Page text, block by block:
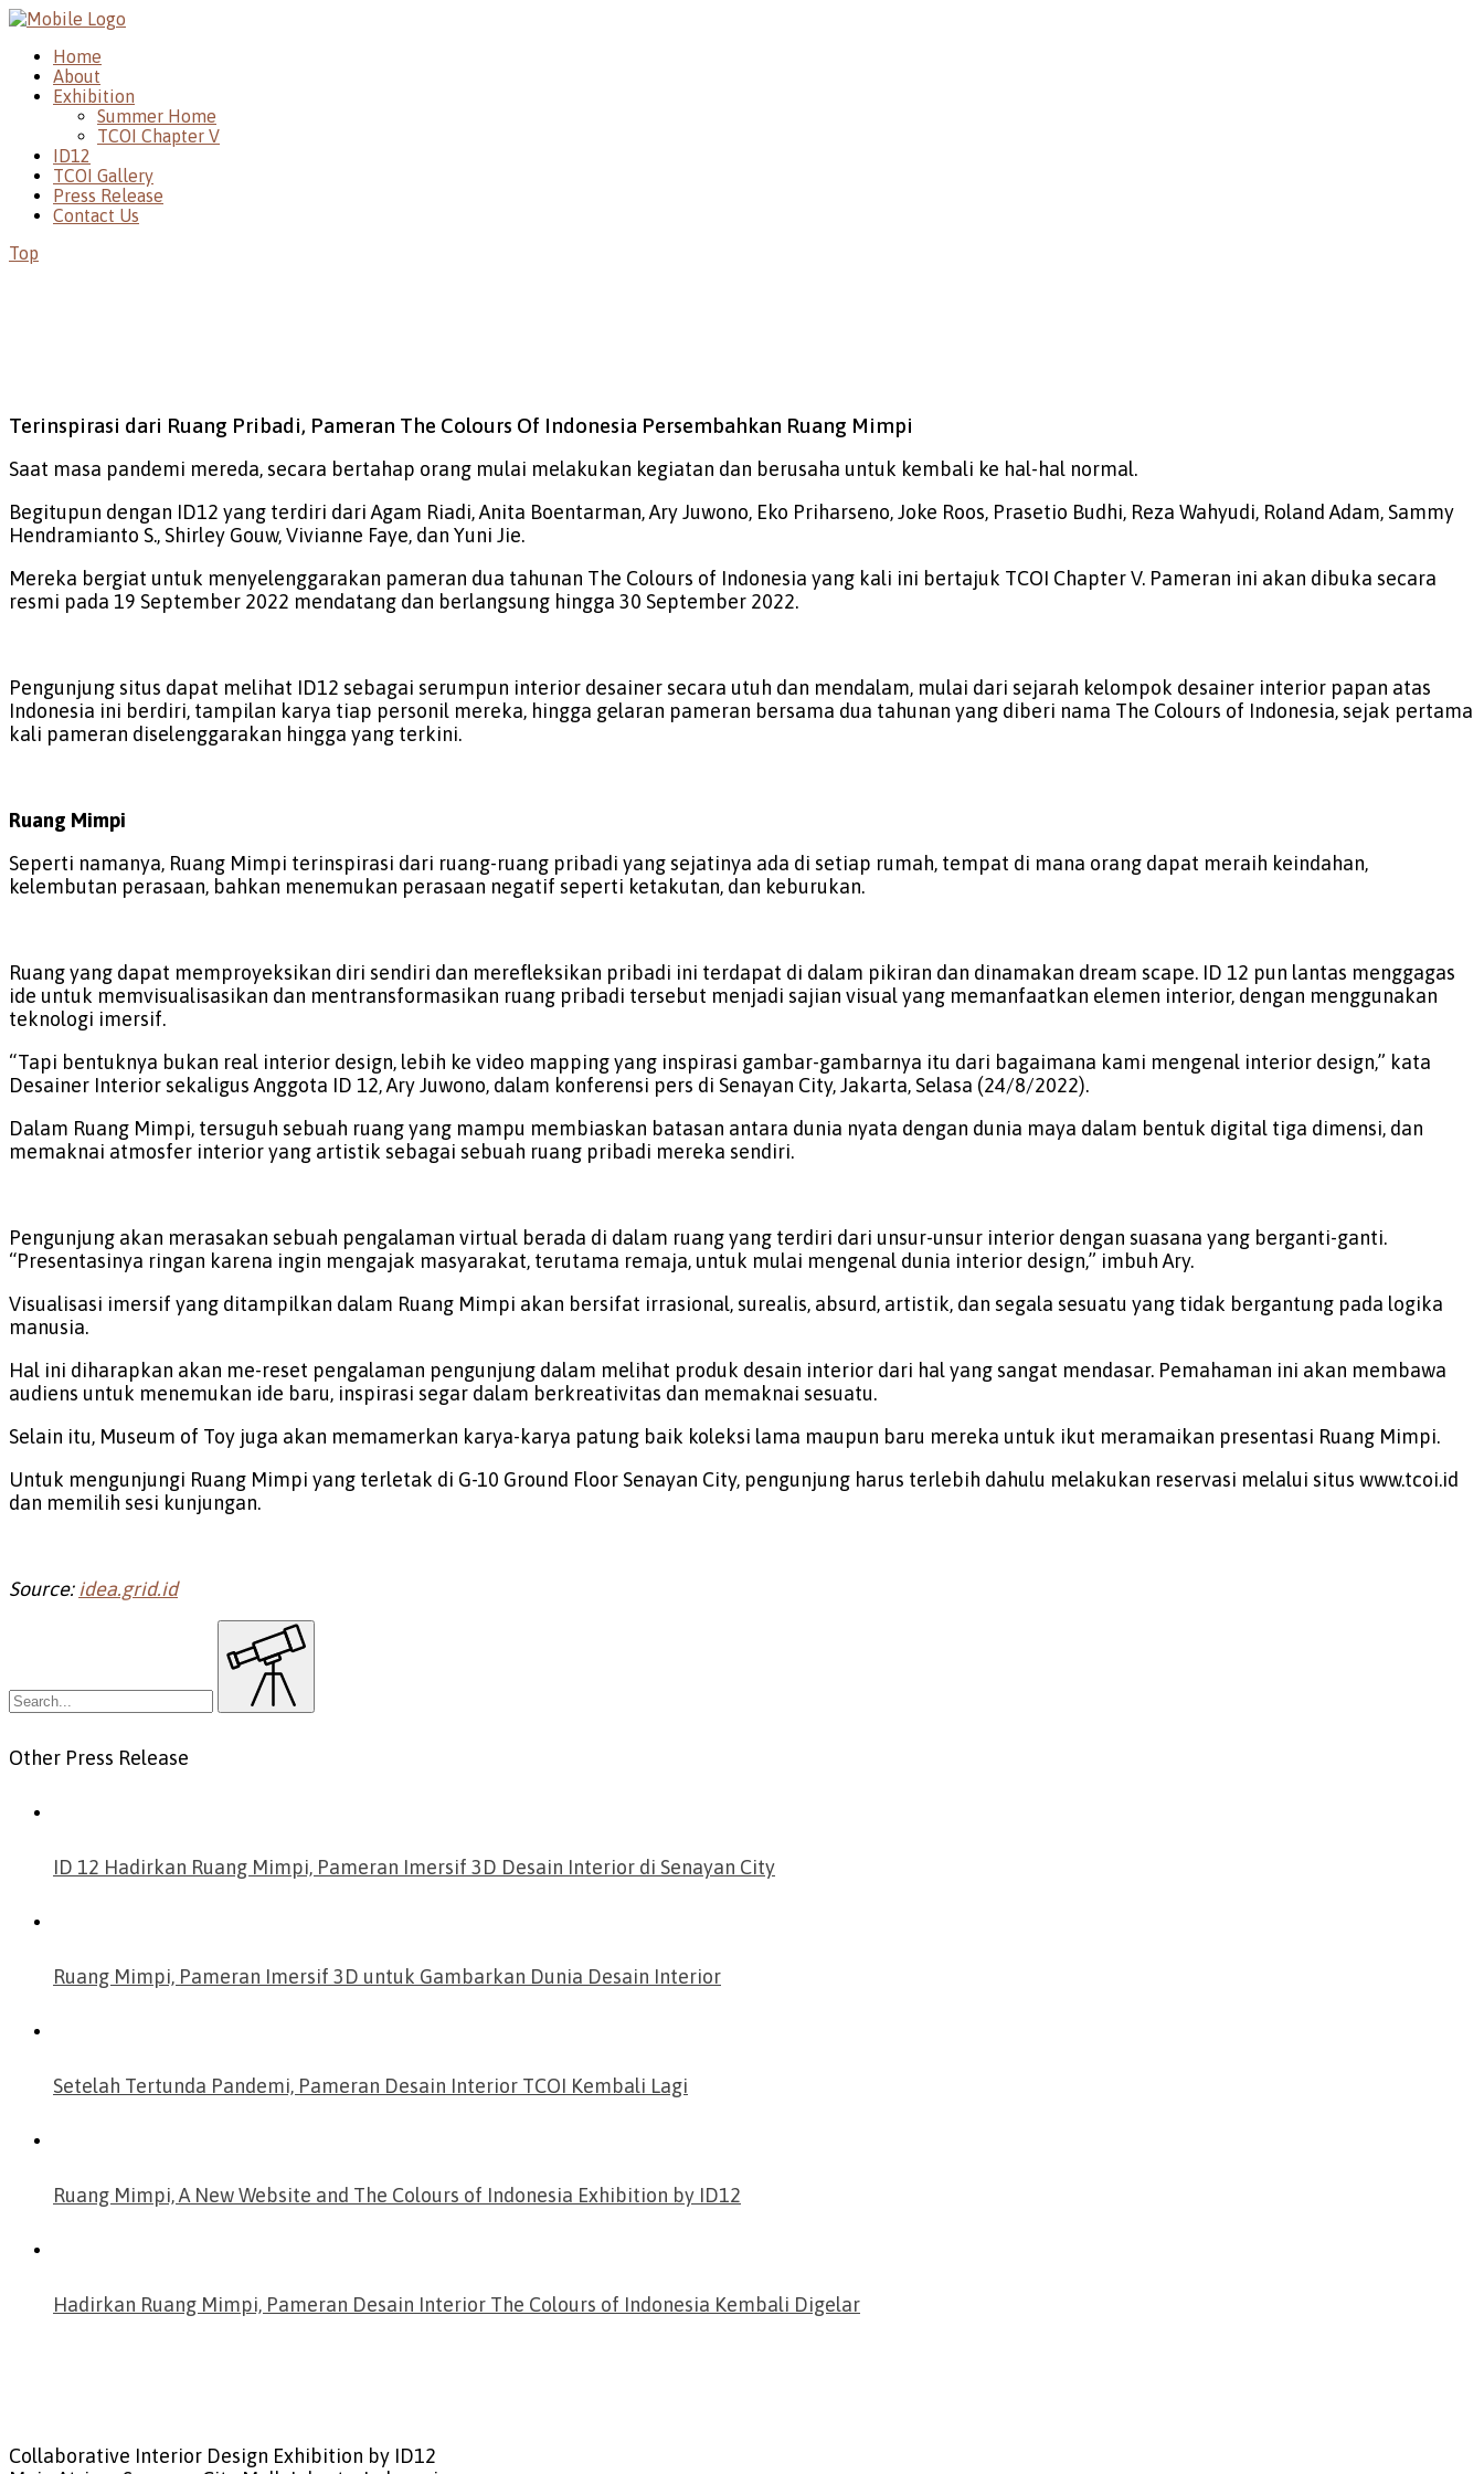
Home
About
Exhibition
Summer Home
TCOI Chapter V
ID12
TCOI Gallery
Press Release
Contact Us
Top
Terinspirasi dari Ruang Pribadi, Pameran The Colours Of Indonesia Persembahkan Ruang Mimpi
Saat masa pandemi mereda, secara bertahap orang mulai melakukan kegiatan dan berusaha untuk kembali ke hal-hal normal.
Begitupun dengan ID12 yang terdiri dari Agam Riadi, Anita Boentarman, Ary Juwono, Eko Priharseno, Joke Roos, Prasetio Budhi, Reza Wahyudi, Roland Adam, Sammy
Hendramianto S., Shirley Gouw, Vivianne Faye, dan Yuni Jie.
Mereka bergiat untuk menyelenggarakan pameran dua tahunan The Colours of Indonesia yang kali ini bertajuk TCOI Chapter V. Pameran ini akan dibuka secara
resmi pada 19 September 2022 mendatang dan berlangsung hingga 30 September 2022.
Pengunjung situs dapat melihat ID12 sebagai serumpun interior desainer secara utuh dan mendalam, mulai dari sejarah kelompok desainer interior papan atas
Indonesia ini berdiri, tampilan karya tiap personil mereka, hingga gelaran pameran bersama dua tahunan yang diberi nama The Colours of Indonesia, sejak pertama
kali pameran diselenggarakan hingga yang terkini.
Ruang Mimpi
Seperti namanya, Ruang Mimpi terinspirasi dari ruang-ruang pribadi yang sejatinya ada di setiap rumah, tempat di mana orang dapat meraih keindahan,
kelembutan perasaan, bahkan menemukan perasaan negatif seperti ketakutan, dan keburukan.
Ruang yang dapat memproyeksikan diri sendiri dan merefleksikan pribadi ini terdapat di dalam pikiran dan dinamakan dream scape. ID 12 pun lantas menggagas
ide untuk memvisualisasikan dan mentransformasikan ruang pribadi tersebut menjadi sajian visual yang memanfaatkan elemen interior, dengan menggunakan
teknologi imersif.
“Tapi bentuknya bukan real interior design, lebih ke video mapping yang inspirasi gambar-gambarnya itu dari bagaimana kami mengenal interior design,” kata
Desainer Interior sekaligus Anggota ID 12, Ary Juwono, dalam konferensi pers di Senayan City, Jakarta, Selasa (24/8/2022).
Dalam Ruang Mimpi, tersuguh sebuah ruang yang mampu membiaskan batasan antara dunia nyata dengan dunia maya dalam bentuk digital tiga dimensi, dan
memaknai atmosfer interior yang artistik sebagai sebuah ruang pribadi mereka sendiri.
Pengunjung akan merasakan sebuah pengalaman virtual berada di dalam ruang yang terdiri dari unsur-unsur interior dengan suasana yang berganti-ganti.
“Presentasinya ringan karena ingin mengajak masyarakat, terutama remaja, untuk mulai mengenal dunia interior design,” imbuh Ary.
Visualisasi imersif yang ditampilkan dalam Ruang Mimpi akan bersifat irrasional, surealis, absurd, artistik, dan segala sesuatu yang tidak bergantung pada logika
manusia.
Hal ini diharapkan akan me-reset pengalaman pengunjung dalam melihat produk desain interior dari hal yang sangat mendasar. Pemahaman ini akan membawa
audiens untuk menemukan ide baru, inspirasi segar dalam berkreativitas dan memaknai sesuatu.
Selain itu, Museum of Toy juga akan memamerkan karya-karya patung baik koleksi lama maupun baru mereka untuk ikut meramaikan presentasi Ruang Mimpi.
Untuk mengunjungi Ruang Mimpi yang terletak di G-10 Ground Floor Senayan City, pengunjung harus terlebih dahulu melakukan reservasi melalui situs www.tcoi.id
dan memilih sesi kunjungan.
Source:idea.grid.id
Other Press Release
ID 12 Hadirkan Ruang Mimpi, Pameran Imersif 3D Desain Interior di Senayan City
Ruang Mimpi, Pameran Imersif 3D untuk Gambarkan Dunia Desain Interior
Setelah Tertunda Pandemi, Pameran Desain Interior TCOI Kembali Lagi
Ruang Mimpi, A New Website and The Colours of Indonesia Exhibition by ID12
Hadirkan Ruang Mimpi, Pameran Desain Interior The Colours of Indonesia Kembali Digelar
Collaborative Interior Design Exhibition by ID12